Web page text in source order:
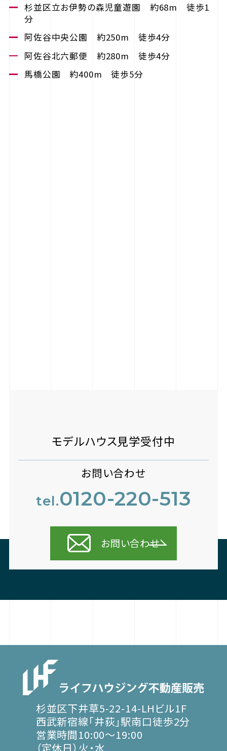
杉並区立お伊勢の森児童遊園 約68m 徒歩1
分
阿佐谷中央公園 約250m 徒歩4分
阿佐谷北六郵便 約280m 徒歩4分
馬橋公園 約400m 徒歩5分
モデルハウス見学受付中
お問い合わせ
tel.0120-220-513
お問い合わせ
杉並区下井草5-22-14-LHビル1F
西武新宿線「井荻」駅南口徒歩2分
営業時間10:00～19:00
（定休日）火・水